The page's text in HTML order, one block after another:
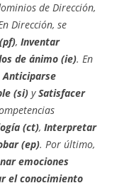
de Dirección,
Dirección, se
, Inventar
de ánimo (ie). En
Anticiparse
(si) ySatisfacer
(ct), Interpretar
(ep). Por último,
emociones
el conocimiento